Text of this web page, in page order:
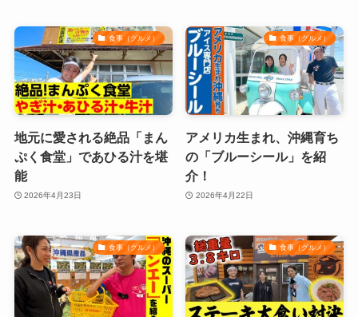
食事（グルメ）
地元に愛される絶品「まん
ぷく食堂」であひる汁を堪
能
2026年4月23日
食事（グルメ）
アメリカ生まれ、沖縄育ち
の「ブルーシール」を紹
介！
2026年4月22日
食事（グルメ） 食事（グルメ）